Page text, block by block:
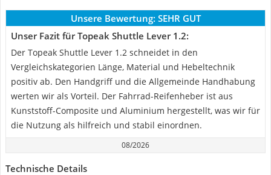
Unsere Bewertung: SEHR GUT
Unser Fazit für Topeak Shuttle Lever 1.2:
Der Topeak Shuttle Lever 1.2 schneidet in den
Vergleichskategorien Länge, Material und Hebeltechnik
positiv ab. Den Handgriff und die Allgemeinde Handhabung
werten wir als Vorteil. Der Fahrrad-Reifenheber ist aus
Kunststoff-Composite und Aluminium hergestellt, was wir für
die Nutzung als hilfreich und stabil einordnen.
08/2026
Technische Details